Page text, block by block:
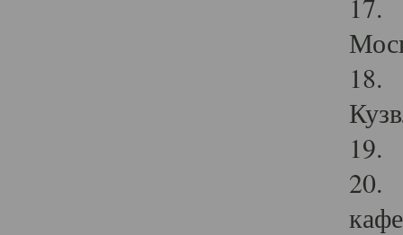
17.
18.
19.
20.